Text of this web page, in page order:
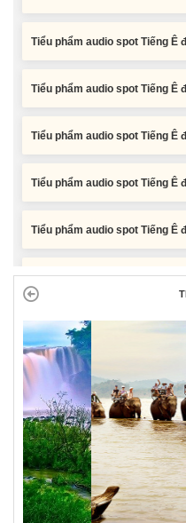
Tiểu phẩm audio spot Tiếng Ê
Tiểu phẩm audio spot Tiếng Ê
Tiểu phẩm audio spot Tiếng Ê
Tiểu phẩm audio spot Tiếng Ê
Tiểu phẩm audio spot Tiếng Ê
Tiểu phẩm audio spot Tiếng Ê